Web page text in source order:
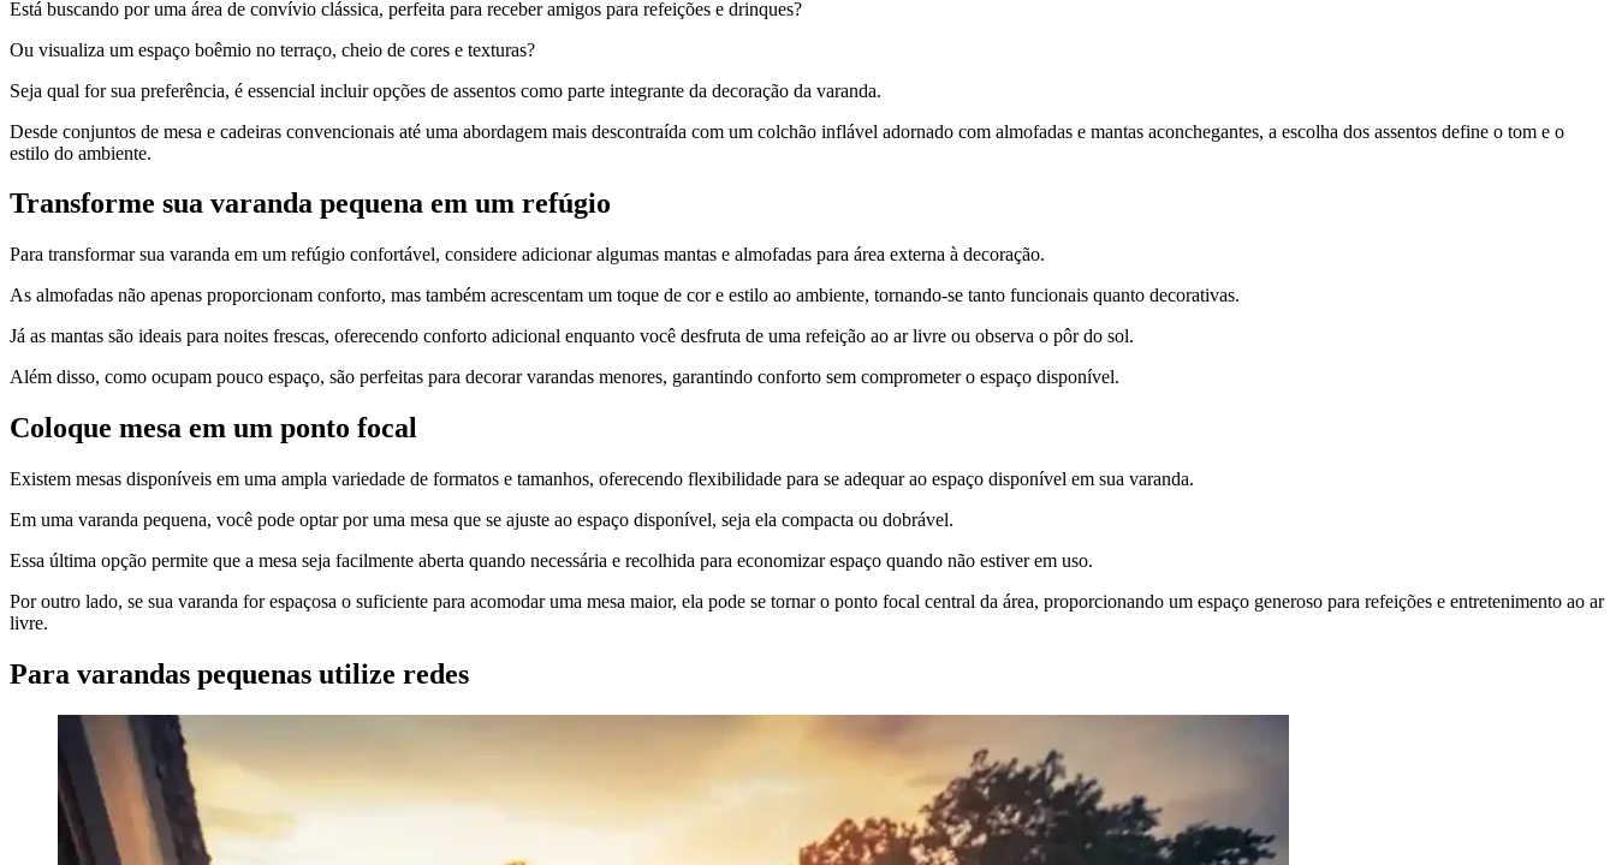
Está buscando por uma área de convívio clássica, perfeita para receber amigos para refeições e drinques?
Ou visualiza um espaço boêmio no terraço, cheio de cores e texturas?
Seja qual for sua preferência, é essencial incluir opções de assentos como parte integrante da decoração da varanda.
Desde conjuntos de mesa e cadeiras convencionais até uma abordagem mais descontraída com um colchão inflável adornado com almofadas e mantas aconchegantes, a escolha dos assentos define o tom e o
estilo do ambiente.
Transforme sua varanda pequena em um refúgio
Para transformar sua varanda em um refúgio confortável, considere adicionar algumas mantas e almofadas para área externa à decoração.
As almofadas não apenas proporcionam conforto, mas também acrescentam um toque de cor e estilo ao ambiente, tornando-se tanto funcionais quanto decorativas.
Já as mantas são ideais para noites frescas, oferecendo conforto adicional enquanto você desfruta de uma refeição ao ar livre ou observa o pôr do sol.
Além disso, como ocupam pouco espaço, são perfeitas para decorar varandas menores, garantindo conforto sem comprometer o espaço disponível.
Coloque mesa em um ponto focal
Existem mesas disponíveis em uma ampla variedade de formatos e tamanhos, oferecendo flexibilidade para se adequar ao espaço disponível em sua varanda.
Em uma varanda pequena, você pode optar por uma mesa que se ajuste ao espaço disponível, seja ela compacta ou dobrável.
Essa última opção permite que a mesa seja facilmente aberta quando necessária e recolhida para economizar espaço quando não estiver em uso.
Por outro lado, se sua varanda for espaçosa o suficiente para acomodar uma mesa maior, ela pode se tornar o ponto focal central da área, proporcionando um espaço generoso para refeições e entretenimento ao ar
livre.
Para varandas pequenas utilize redes